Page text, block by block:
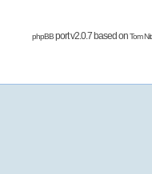
phpBBport v2.0.7 based onTom